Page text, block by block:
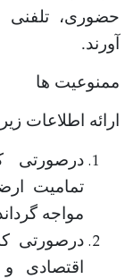
حضوری،
آورند.
ممنوعیت ها
ارائه اطلاعات
درصورتی
تمامیت
مواجه
درصورتی
اقتصادی و